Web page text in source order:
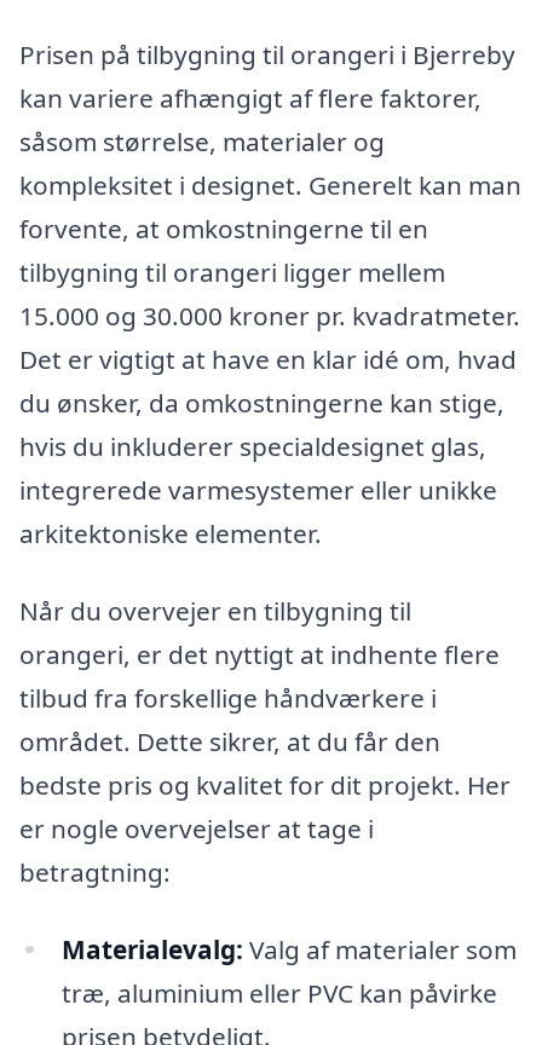
Prisen på tilbygning til orangeri i Bjerreby
kan variere afhængigt af flere faktorer,
såsom størrelse, materialer og
kompleksitet i designet. Generelt kan man
forvente, at omkostningerne til en
tilbygning til orangeri ligger mellem
15.000 og 30.000 kroner pr. kvadratmeter.
Det er vigtigt at have en klar idé om, hvad
du ønsker, da omkostningerne kan stige,
hvis du inkluderer specialdesignet glas,
integrerede varmesystemer eller unikke
arkitektoniske elementer.
Når du overvejer en tilbygning til
orangeri, er det nyttigt at indhente flere
tilbud fra forskellige håndværkere i
området. Dette sikrer, at du får den
bedste pris og kvalitet for dit projekt. Her
er nogle overvejelser at tage i
betragtning:
Materialevalg: Valg af materialer som
træ, aluminium eller PVC kan påvirke
prisen betydeligt.